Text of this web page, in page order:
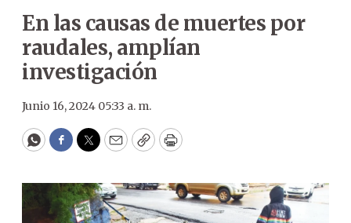
En las causas de muertes por
raudales, amplían
investigación
Junio 16, 2024 05:33 a. m.
WhatsApp
Facebook
Twitter
EmailCopyPrint